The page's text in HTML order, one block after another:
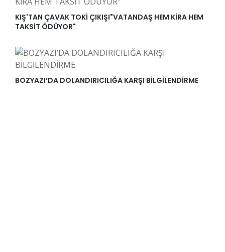
KIŞ'TAN ÇAVAK TOKİ ÇIKIŞI"VATANDAŞ HEM KİRA HEM
TAKSİT ÖDÜYOR"
BOZYAZI’DA DOLANDIRICILIĞA KARŞI BİLGİLENDİRME